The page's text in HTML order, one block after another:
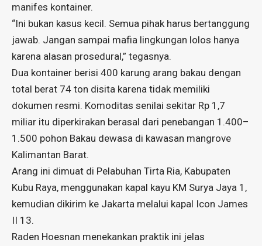
manifes kontainer.
“Ini bukan kasus kecil. Semua pihak harus bertanggung
jawab. Jangan sampai mafia lingkungan lolos hanya
karena alasan prosedural,” tegasnya.
Dua kontainer berisi 400 karung arang bakau dengan
total berat 74 ton disita karena tidak memiliki
dokumen resmi. Komoditas senilai sekitar Rp 1,7
miliar itu diperkirakan berasal dari penebangan 1.400–
1.500 pohon Bakau dewasa di kawasan mangrove
Kalimantan Barat.
Arang ini dimuat di Pelabuhan Tirta Ria, Kabupaten
Kubu Raya, menggunakan kapal kayu KM Surya Jaya 1,
kemudian dikirim ke Jakarta melalui kapal Icon James
II 13.
Raden Hoesnan menekankan praktik ini jelas